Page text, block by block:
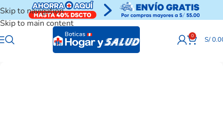
Skip to navigation
Skip to main content
0 S/